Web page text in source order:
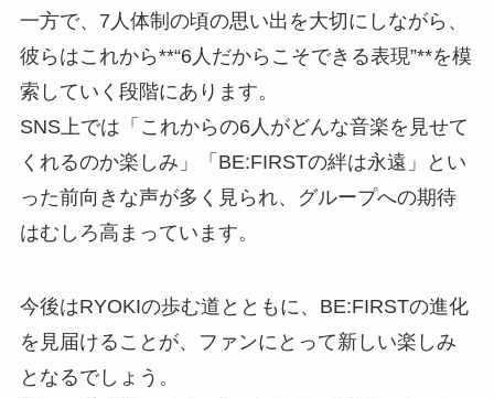
一方で、7人体制の頃の思い出を大切にしながら、
彼らはこれから**“6人だからこそできる表現”**を模
索していく段階にあります。
SNS上では「これからの6人がどんな音楽を見せて
くれるのか楽しみ」「BE:FIRSTの絆は永遠」とい
った前向きな声が多く見られ、グループへの期待
はむしろ高まっています。
今後はRYOKIの歩む道とともに、BE:FIRSTの進化
を見届けることが、ファンにとって新しい楽しみ
となるでしょう。